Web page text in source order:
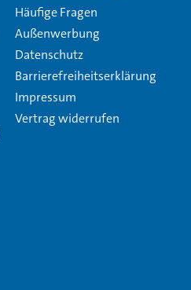
Häufige Fragen
Außenwerbung
Datenschutz
Barrierefreiheitserklärung
Impressum
Vertrag widerrufen